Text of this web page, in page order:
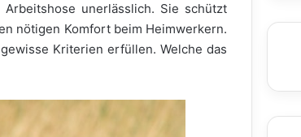
unerlässlich. Sie schützt
nötigen Komfort beim Heimwerkern.
Kriterien erfüllen. Welche das